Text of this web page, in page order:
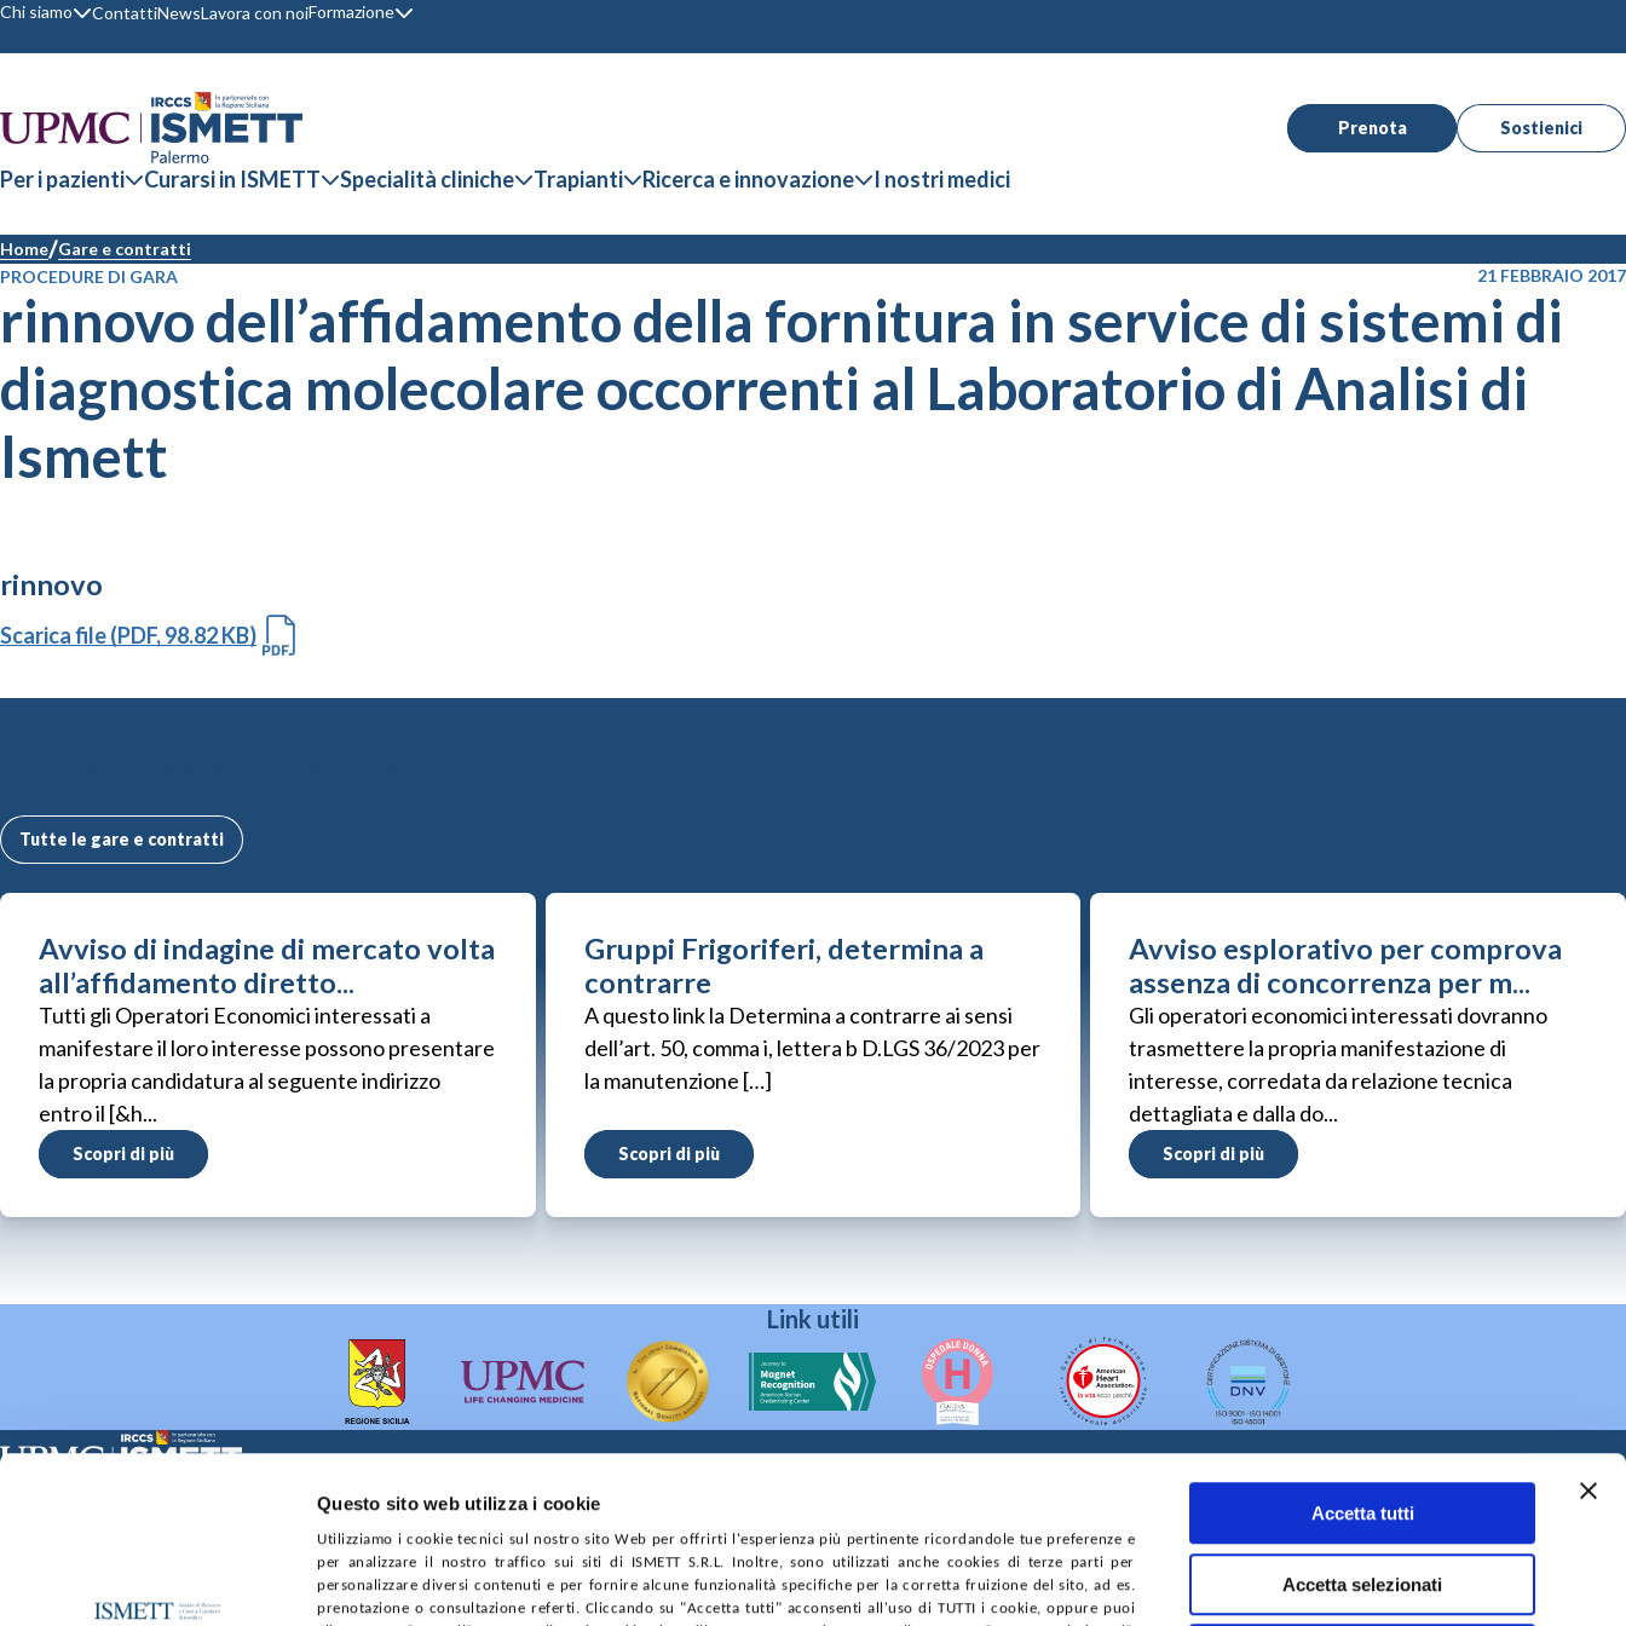
Questo sito web utilizza i cookie
Utilizziamo i cookie tecnici sul nostro sito Web per offrirti l'esperienza più pertinente ricordandole tue preferenze e
per analizzare il nostro traffico sui siti di ISMETT S.R.L. Inoltre, sono utilizzati anche cookies di terze parti per
personalizzare diversi contenuti e per fornire alcune funzionalità specifiche per la corretta fruizione del sito, ad es.
prenotazione o consultazione referti. Cliccando su "Accetta tutti" acconsenti all'uso di TUTTI i cookie, oppure puoi
Accetta tutti
Accetta selezionati
Chi siamo ContattiNewsLavora con noiFormazione
Prenota Sostienici
Per i pazienti Curarsi in ISMETT Specialità cliniche Trapianti Ricerca e innovazione I nostri medici
Home Gare e contratti
PROCEDURE DI GARA
21 FEBBRAIO 2017
rinnovo dell’affidamento della fornitura in service di sistemi di
diagnostica molecolare occorrenti al Laboratorio di Analisi di
Ismett
rinnovo
Scarica file (PDF, 98.82 KB)
Tutte le gare e contratti
Avviso di indagine di mercato volta
all’affidamento diretto...
Tutti gli Operatori Economici interessati a
manifestare il loro interesse possono presentare
la propria candidatura al seguente indirizzo
entro il [&h...
Scopri di più
Gruppi Frigoriferi, determina a
contrarre
A questo link la Determina a contrarre ai sensi
dell’art. 50, comma i, lettera b D.LGS 36/2023 per
la manutenzione […]
Scopri di più
Avviso esplorativo per comprova
assenza di concorrenza per m...
Gli operatori economici interessati dovranno
trasmettere la propria manifestazione di
interesse, corredata da relazione tecnica
dettagliata e dalla do...
Scopri di più
Link utili
Sede Sociale:
Ufficio Registro delle imprese di Palermo
nr. REA PA-201818 P.I. 04544550827